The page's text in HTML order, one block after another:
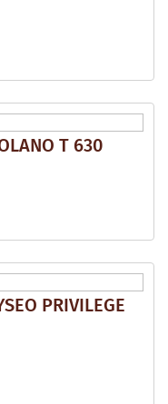
T 630
PRIVILEGE